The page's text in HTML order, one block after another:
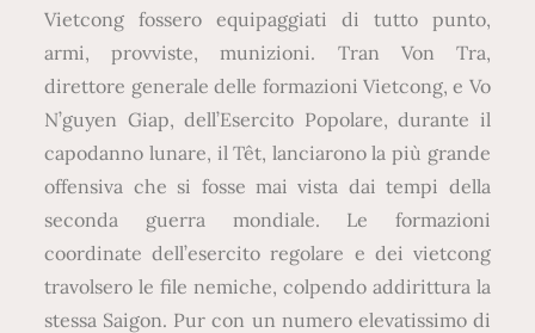
Vietcong fossero equipaggiati di tutto punto,
armi, provviste, munizioni. Tran Von Tra,
direttore generale delle formazioni Vietcong, e Vo
N’guyen Giap, dell’Esercito Popolare, durante il
capodanno lunare, il Têt, lanciarono la più grande
offensiva che si fosse mai vista dai tempi della
seconda guerra mondiale. Le formazioni
coordinate dell’esercito regolare e dei vietcong
travolsero le file nemiche, colpendo addirittura la
stessa Saigon. Pur con un numero elevatissimo di